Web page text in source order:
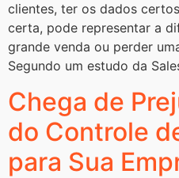
clientes, ter os dados
certa, pode representar a
grande venda ou perder
Segundo um estudo da
Chega de
do Controle
para Sua